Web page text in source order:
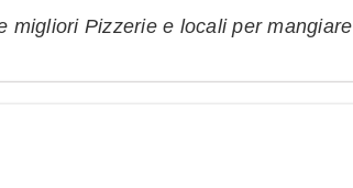
migliori Pizzerie e locali per mangiare